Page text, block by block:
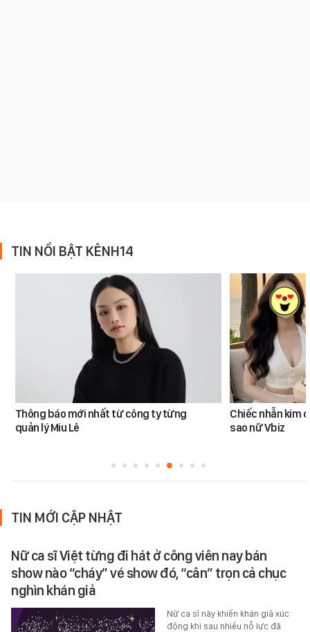
TIN NỔI BẬT KÊNH14
Thông báo mới nhất từ công ty từng
quản lý Miu Lê
Chiếc nhẫn kim
sao nữ Vbiz
TIN MỚI CẬP NHẬT
Nữ ca sĩ Việt từng đi hát ở công viên nay bán
show nào “cháy” vé show đó, “cân” trọn cả chục
nghìn khán giả
Nữ ca sĩ này khiến khán giả xúc
động khi sau nhiều nỗ lực đã